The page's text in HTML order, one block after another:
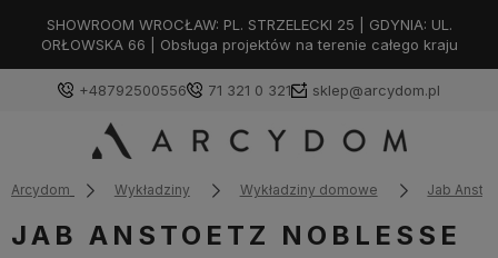
SHOWROOM WROCŁAW: PL. STRZELECKI 25 | GDYNIA: UL.
ORŁOWSKA 66 | Obsługa projektów na terenie całego kraju
+48792500556 71 321 0 321 sklep@arcydom.pl
Arcydom Wykładziny Wykładziny domowe Jab
JAB ANSTOETZ NOBLESSE